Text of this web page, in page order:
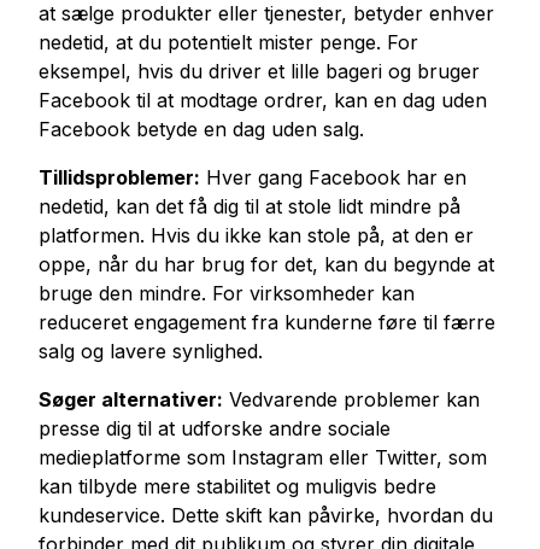
at sælge produkter eller tjenester, betyder enhver
nedetid, at du potentielt mister penge. For
eksempel, hvis du driver et lille bageri og bruger
Facebook til at modtage ordrer, kan en dag uden
Facebook betyde en dag uden salg.
Tillidsproblemer: Hver gang Facebook har en
nedetid, kan det få dig til at stole lidt mindre på
platformen. Hvis du ikke kan stole på, at den er
oppe, når du har brug for det, kan du begynde at
bruge den mindre. For virksomheder kan
reduceret engagement fra kunderne føre til færre
salg og lavere synlighed.
Søger alternativer: Vedvarende problemer kan
presse dig til at udforske andre sociale
medieplatforme som Instagram eller Twitter, som
kan tilbyde mere stabilitet og muligvis bedre
kundeservice. Dette skift kan påvirke, hvordan du
forbinder med dit publikum og styrer din digitale